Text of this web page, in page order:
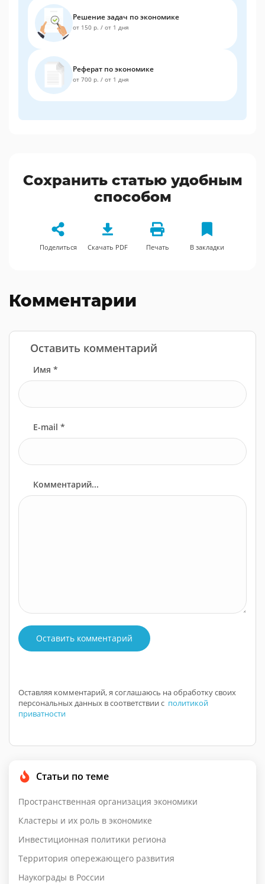
Решение задач по экономике
от 150 р. / от 1 дня
Реферат по экономике
от 700 р. / от 1 дня
Сохранить статью удобным
способом
Поделиться Скачать PDF Печать В закладки
Комментарии
Оставить комментарий
Имя *
E-mail *
Комментарий...
Оставить комментарий
Оставляя комментарий, я соглашаюсь на обработку своих
персональных данных в соответствии с политикой
приватности
Статьи по теме
Пространственная организация экономики
Кластеры и их роль в экономике
Инвестиционная политики региона
Территория опережающего развития
Наукограды в России